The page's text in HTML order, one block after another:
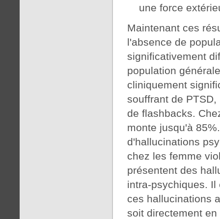
une force
Maintenant ces
l'absence de
significativement
population
cliniquement
souffrant de
de flashbacks.
monte jusqu'à
d'hallucinations
chez les femme
présentent des
intra-psychiques.
ces hallucinations
soit directement